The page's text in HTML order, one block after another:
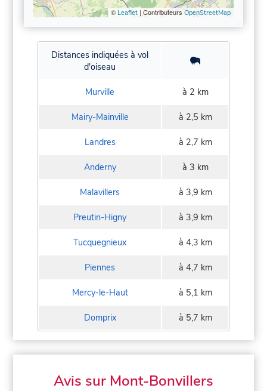
© Leaflet| ContributeursOpenStreetMap
Distances indiquées à vol
d'oiseau
Murville à 2 km
Mairy-Mainville à 2,5 km
Landres à 2,7 km
Anderny à 3 km
Malavillers à 3,9 km
Preutin-Higny à 3,9 km
Tucquegnieux à 4,3 km
Piennes à 4,7 km
Mercy-le-Haut à 5,1 km
Domprix à 5,7 km
Avis sur Mont-Bonvillers